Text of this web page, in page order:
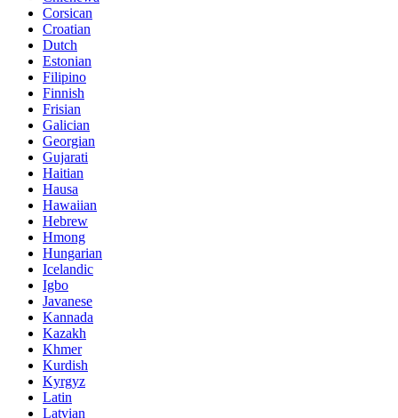
Corsican
Croatian
Dutch
Estonian
Filipino
Finnish
Frisian
Galician
Georgian
Gujarati
Haitian
Hausa
Hawaiian
Hebrew
Hmong
Hungarian
Icelandic
Igbo
Javanese
Kannada
Kazakh
Khmer
Kurdish
Kyrgyz
Latin
Latvian